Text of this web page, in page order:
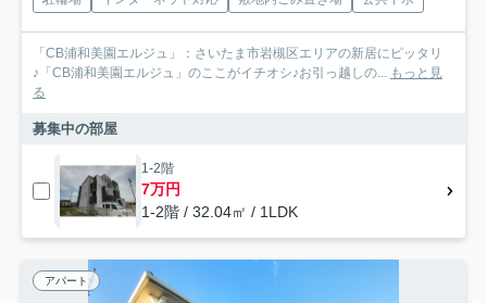
「CB浦和美園エルジュ」：さいたま市岩槻区エリアの新居にピッタリ
♪「CB浦和美園エルジュ」のここがイチオシ♪お引っ越しの... もっと見
る
募集中の部屋
1-2階
7万円
1-2階 / 32.04㎡ / 1LDK
アパート